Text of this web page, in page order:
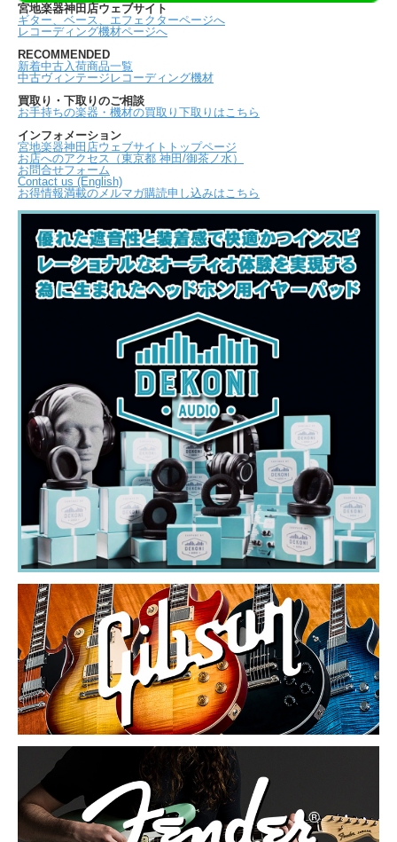
宮地楽器神田店ウェブサイト
ギター、ベース、エフェクターページへ
レコーディング機材ページへ
RECOMMENDED
新着中古入荷商品一覧
中古ヴィンテージレコーディング機材
買取り・下取りのご相談
お手持ちの楽器・機材の買取り下取りはこちら
インフォメーション
宮地楽器神田店ウェブサイトトップページ
お店へのアクセス（東京都 神田/御茶ノ水）
お問合せフォーム
Contact us (English)
お得情報満載のメルマガ購読申し込みはこちら